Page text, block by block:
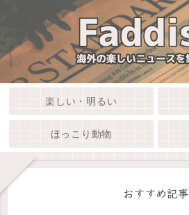
楽しい・明るい
ほっこり動物
おすすめ記事